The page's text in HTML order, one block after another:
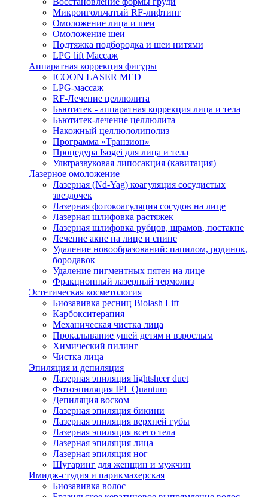
Микроигольчатый RF-лифтинг
Омоложение лица и шеи
Омоложение шеи
Подтяжка подбородка и шеи нитями
LPG lift Массаж
Аппаратная коррекция фигуры
ICOON LASER MED
LPG-массаж
RF-Лечение целлюлита
Бьютитек - аппаратная коррекция лица и тела
Бьютитек-лечение целлюлита
Накожный целлюлолиполиз
Программа «Транзион»
Процедура Isogei для лица и тела
Ультразвуковая липосакция (кавитация)
Лазерное омоложение
Лазерная (Nd-Yag) коагуляция сосудистых
звездочек
Лазерная фотокоагуляция сосудов на лице
Лазерная шлифовка растяжек
Лазерная шлифовка рубцов, шрамов, постакне
Лечение акне на лице и спине
Удаление новообразований: папилом, родинок,
бородавок
Удаление пигментных пятен на лице
Фракционный лазерный термолиз
Эстетическая косметология
Биозавивка ресниц Biolash Lift
Карбокситерапия
Механическая чистка лица
Прокалывание ушей детям и взрослым
Химический пилинг
Чистка лица
Эпиляция и депиляция
Лазерная эпиляция lightsheer duet
Фотоэпиляция IPL Quantum
Депиляция воском
Лазерная эпиляция бикини
Лазерная эпиляция верхней губы
Лазерная эпиляция всего тела
Лазерная эпиляция лица
Лазерная эпиляция ног
Шугаринг для женщин и мужчин
Имидж-студия и парикмахерская
Биозавивка волос